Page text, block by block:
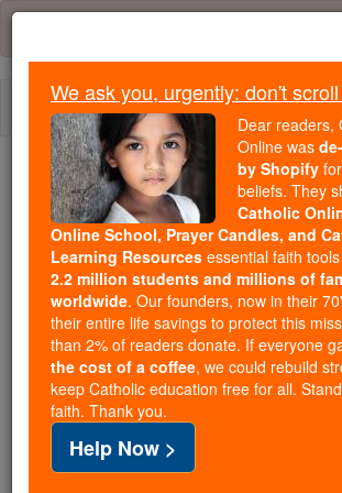
Skip
content
Because of You, 2.2
Students Are Being
Faith
Because of generous supporters
Catholic Online School has
free, faithful Catholic education to
million students across 193
of noise and algorithms, you are
souls with truth, prayer, Scripture,
If everyone who reads this gave
We ask you, urgently: don't
Dear readers,
Online was
by Shopify
beliefs. They
Catholic
Online School, Prayer Candles, and
Learning Resources essential faith
2.2 million students and millions of
worldwide. Our founders, now in their
their entire life savings to protect this
than 2% of readers donate. If everyone
the cost of a coffee, we could rebuild
keep Catholic education free for all.
faith. Thank you.
Help Now >